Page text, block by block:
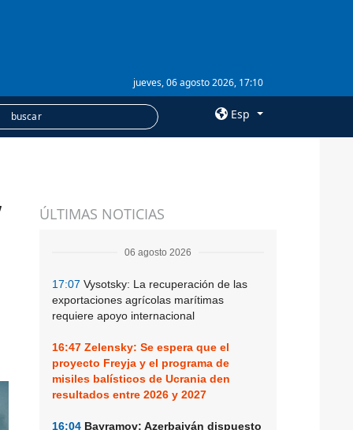
jueves, 06 agosto 2026, 17:10
Esp
Suscripción
ÚLTIMAS NOTICIAS
06 agosto 2026
17:07 Vysotsky: La recuperación de las
exportaciones agrícolas marítimas
requiere apoyo internacional
16:47 Zelensky: Se espera que el
proyecto Freyja y el programa de
misiles balísticos de Ucrania den
resultados entre 2026 y 2027
16:04 Bayramov: Azerbaiyán dispuesto